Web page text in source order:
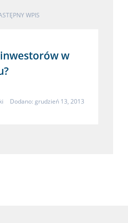
WPIS
inwestorów w
Dodano: grudzień 13, 2013